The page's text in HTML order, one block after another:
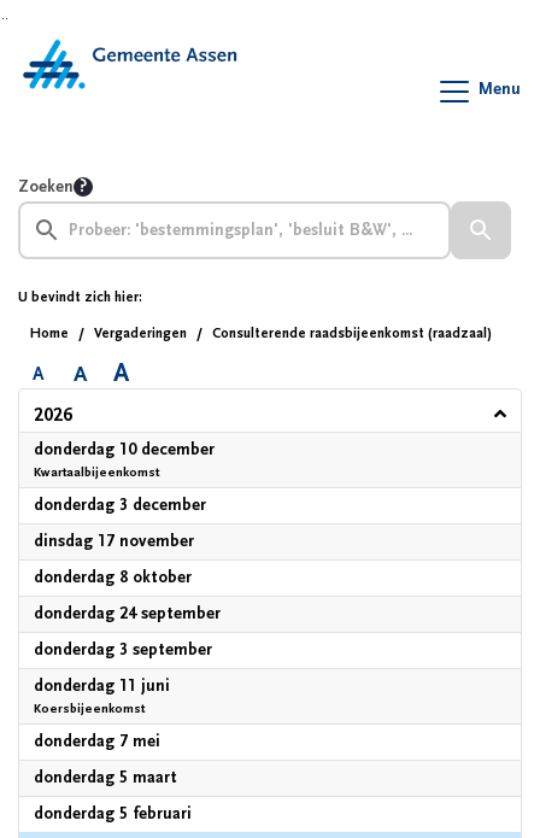
Menu
Zoeken
U bevindt zich hier:
Home Vergaderingen Consulterende raadsbijeenkomst (raadzaal)
A A A
2026
donderdag 10 december2026
Kwartaalbijeenkomst
donderdag 3 december2026
dinsdag 17 november2026
donderdag 8 oktober2026
donderdag 24 september2026
donderdag 3 september2026
donderdag 11 juni
Koersbijeenkomst
donderdag 7 mei
donderdag 5 maart2026
donderdag 5 februari